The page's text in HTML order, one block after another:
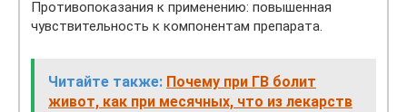
Противопоказания к применению: повышенная
чувствительность к компонентам препарата.
Читайте также: Почему при ГВ болит
живот, как при месячных, что из лекарств